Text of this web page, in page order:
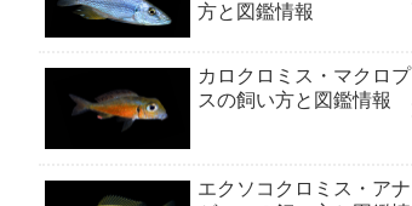
方と図鑑情報
カロクロミス・マクロプ
スの飼い方と図鑑情報
エクソコクロミス・アナ